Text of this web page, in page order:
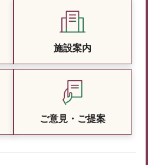
施設案内
ご意見・ご提案